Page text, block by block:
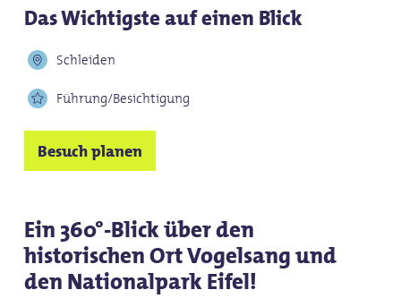
Das Wichtigste auf einen Blick
Schleiden
Führung/Besichtigung
Besuch planen
Ein 360°-Blick über den
historischen Ort Vogelsang und
den Nationalpark Eifel!